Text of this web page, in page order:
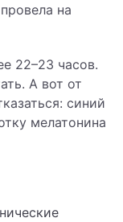
на
22–23 часов.
А вот от
синий
мелатонина